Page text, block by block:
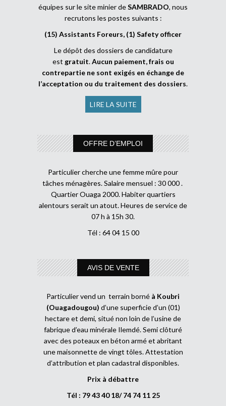
équipes sur le site minier deSAMBRADO, nous
recrutons les postes suivants :
(15) Assistants Foreurs, (1) Safety officer
Le dépôt des dossiers de candidature
est gratuit.Aucun paiement, frais ou
contrepartie ne sont exigés en échange de
l’acceptation ou du traitement des dossiers.
LIRE LA SUITE
OFFRE D’EMPLOI
Particulier cherche une femme mûre pour
tâches ménagères. Salaire mensuel : 30 000 .
Quartier Ouaga 2000. Habiter quartiers
alentours serait un atout. Heures de service de
07 h à 15h 30.
Tél : 64 04 15 00
AVIS DE VENTE
Particulier vend un terrain borné à Koubri
(Ouagadougou) d’une superficie d’un (01)
hectare et demi, situé non loin de l’usine de
fabrique d’eau minérale Ilemdé. Semi clôturé
avec des poteaux en béton armé et abritant
une maisonnette de vingt tôles. Attestation
d’attribution et plan cadastral disponibles.
Prix à débattre
Tél : 79 43 40 18/ 74 74 11 25